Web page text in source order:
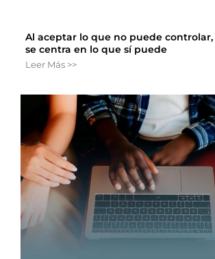
Al aceptar lo que no puede controlar,
se centra en lo que sí puede
Leer Más >>